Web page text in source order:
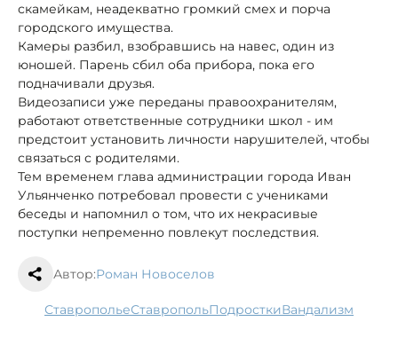
скамейкам, неадекватно громкий смех и порча
городского имущества.
Камеры разбил, взобравшись на навес, один из
юношей. Парень сбил оба прибора, пока его
подначивали друзья.
Видеозаписи уже переданы правоохранителям,
работают ответственные сотрудники школ - им
предстоит установить личности нарушителей, чтобы
связаться с родителями.
Тем временем глава администрации города Иван
Ульянченко потребовал провести с учениками
беседы и напомнил о том, что их некрасивые
поступки непременно повлекут последствия.
Автор:Роман Новоселов
Ставрополье Ставрополь подростки вандализм